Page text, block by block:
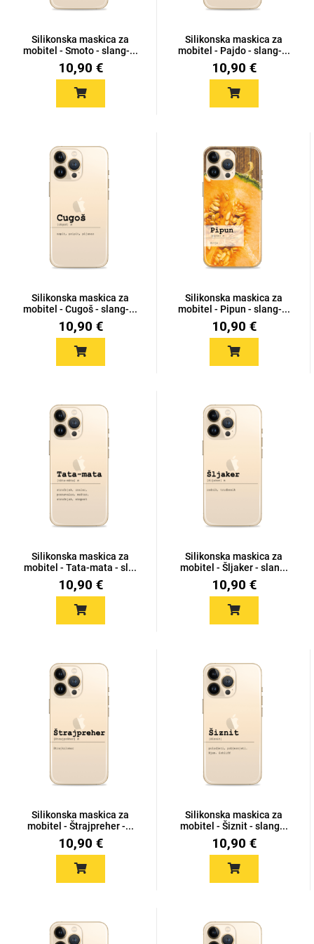
Silikonska maskica za
mobitel - Smoto - slang-...
10,90 €
Silikonska maskica za
mobitel - Pajdo - slang-...
10,90 €
Silikonska maskica za
mobitel - Cugoš - slang-...
10,90 €
Silikonska maskica za
mobitel - Pipun - slang-...
10,90 €
Silikonska maskica za
mobitel - Tata-mata - sl...
10,90 €
Silikonska maskica za
mobitel - Šljaker - slan...
10,90 €
Silikonska maskica za
mobitel - Štrajpreher -...
10,90 €
Silikonska maskica za
mobitel - Šiznit - slang...
10,90 €
Sleng
Životinjsko carstvo Takeoff
Svemirska kolekcija Valentinovo
Love motivi I Need Some Space
Quotes Collection Cirkus
Doodles Apstraktni motivi
Monogrami Dječji motivi
Univerzalne futrole i
maskice
Preklopne maskice